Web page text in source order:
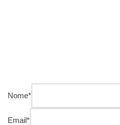
Nome*
Email*